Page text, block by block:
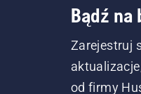
Bądź na
Zarejestruj
od firmy